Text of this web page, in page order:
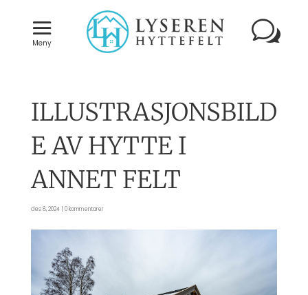
Meny
ILLUSTRASJONSBILD
E AV HYTTE I
ANNET FELT
des 8, 2024| 0 kommentarer